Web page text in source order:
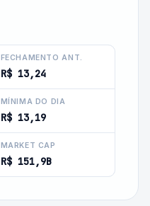
FECHAMENTO ANT.
R$ 13,24
MÍNIMA DO DIA
R$ 13,19
MARKET CAP
R$ 151,9B